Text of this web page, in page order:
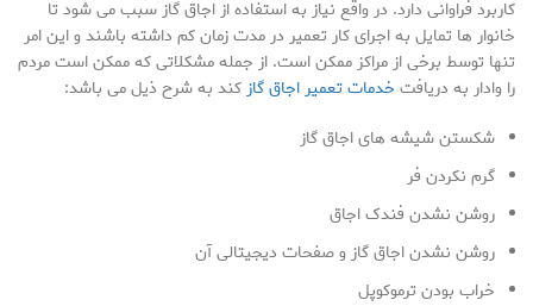
کاربرد فراوانی دارد. در واقع نیاز به استفاده از اجاق گاز سبب می شود تا
خانوار ها تمایل به اجرای کار تعمیر در مدت زمان کم داشته باشند و این امر
تنها توسط برخی از مراکز ممکن است. از جمله مشکلاتی که ممکن است مردم
را وادار به دریافت خدمات تعمیر اجاق گازکند به شرح ذیل می باشد:
شکستن شیشه های اجاق گاز
گرم نکردن فر
روشن نشدن فندک اجاق
روشن نشدن اجاق گاز و صفحات دیجیتالی آن
خراب بودن ترموکوپل